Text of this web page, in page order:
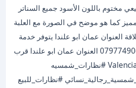
مختوم باللون الأسود جميع السناتر
قطر الساعة 42 ومميز كما هو موضح في الصورة مع العلبة
العنوان عمان ابو علندا يتوفر خدمة
التوصيل رقم الهاتف 0797749068 العنوان عمان ابو علندا قرب
أهل الكهـف #Valencia_Brands #نظارات_شمسيه
#نظارات_للبيع